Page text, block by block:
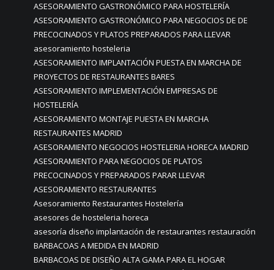
ASESORAMIENTO GASTRONÓMICO PARA HOSTELERÍA
ASESORAMIENTO GASTRONÓMICO PARA NEGOCIOS DE DE
PRECOCINADOS Y PLATOS PREPARADOS PARA LLEVAR
asesoramiento hosteleria
ASESORAMIENTO IMPLANTACIÓN PUESTA EN MARCHA DE
PROYECTOS DE RESTAURANTES BARES
ASESORAMIENTO IMPLEMENTACIÓN EMPRESAS DE
HOSTELERÍA
ASESORAMIENTO MONTAJE PUESTA EN MARCHA
RESTAURANTES MADRID
ASESORAMIENTO NEGOCIOS HOSTELERIA HORECA MADRID
ASESORAMIENTO PARA NEGOCIOS DE PLATOS
PRECOCINADOS Y PREPARADOS PARAR LLEVAR
ASESORAMIENTO RESTAURANTES
Asesoramiento Restaurantes Hostelería
asesores de hosteleria horeca
asesoría diseño implantación de restaurantes restauración
BARBACOAS A MEDIDA EN MADRID
BARBACOAS DE DISEÑO ALTA GAMA PARA EL HOGAR